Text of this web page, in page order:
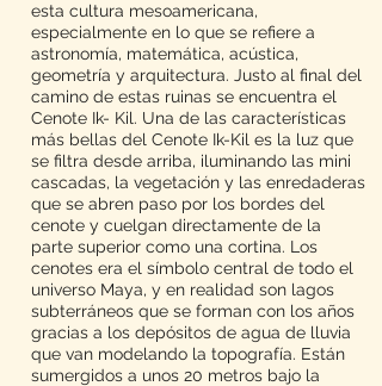
esta cultura mesoamericana,
especialmente en lo que se refiere a
astronomía, matemática, acústica,
geometría y arquitectura. Justo al final del
camino de estas ruinas se encuentra el
Cenote Ik- Kil. Una de las características
más bellas del Cenote Ik-Kil es la luz que
se filtra desde arriba, iluminando las mini
cascadas, la vegetación y las enredaderas
que se abren paso por los bordes del
cenote y cuelgan directamente de la
parte superior como una cortina. Los
cenotes era el símbolo central de todo el
universo Maya, y en realidad son lagos
subterráneos que se forman con los años
gracias a los depósitos de agua de lluvia
que van modelando la topografía. Están
sumergidos a unos 20 metros bajo la